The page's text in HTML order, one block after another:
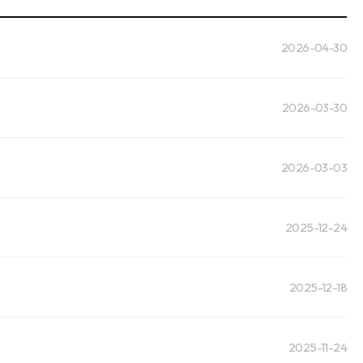
2026-04-30
2026-03-30
2026-03-03
2025-12-24
2025-12-18
2025-11-24